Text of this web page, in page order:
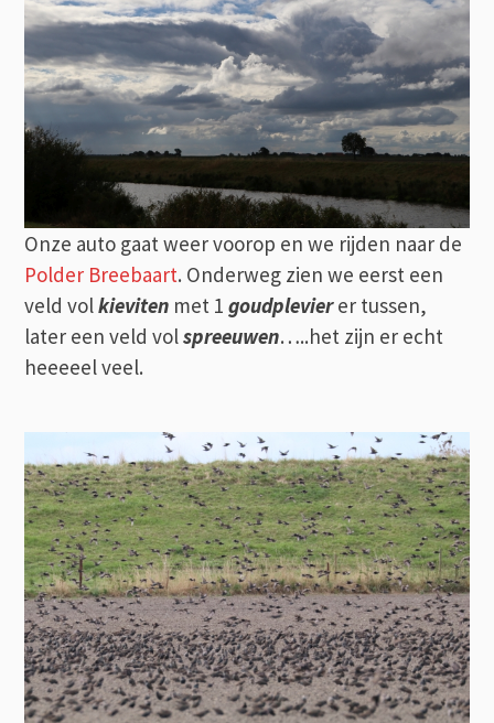
Onze auto gaat weer voorop en we rijden naar de
Polder Breebaart. Onderweg zien we eerst een
veld volkieviten met 1 goudplevierer tussen,
later een veld volspreeuwen…..het zijn er echt
heeeeel veel.